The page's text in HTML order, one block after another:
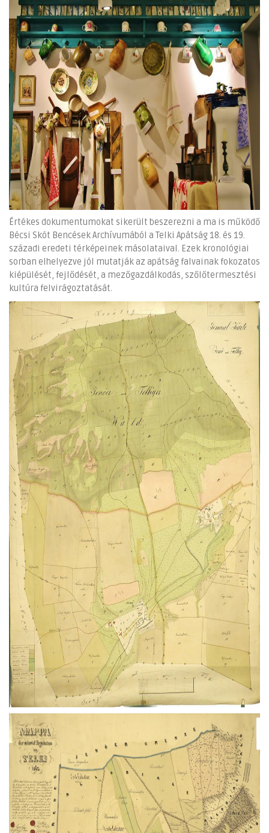
Értékes dokumentumokat sikerült beszerezni a ma is működő
Bécsi Skót Bencések Archívumából a Telki Apátság 18. és 19.
századi eredeti térképeinek másolataival. Ezek kronológiai
sorban elhelyezve jól mutatják az apátság falvainak fokozatos
kiépülését, fejlődését, a mezőgazdálkodás, szőlőtermesztési
kultúra felvirágoztatását.